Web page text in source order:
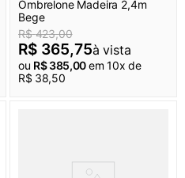
Ombrelone Madeira 2,4m
Bege
R$ 423,00
R$ 365,75à vista
ou R$ 385,00em10x de
R$ 38,50